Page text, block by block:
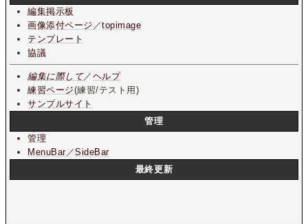
編集掲示板
画像添付ページ ／topimage
テンプレート
協議
編集に際して／ ヘルプ
練習ページ(練習/テスト用)
サンプルサイト
管理
管理
MenuBar／SideBar
最終更新